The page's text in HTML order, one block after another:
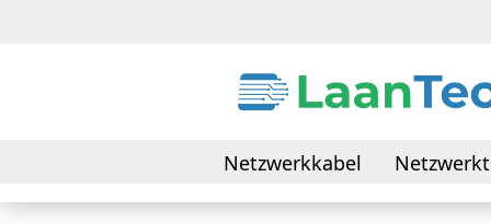
Netzwerkkabel
Daten- & Verbindungskabel